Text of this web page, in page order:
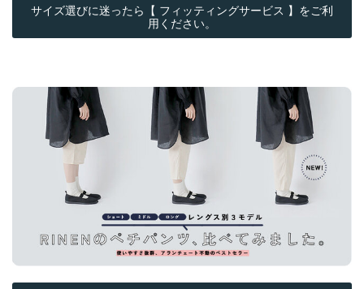
サイズ選びに迷ったら【 フィッティングサービス 】をご利
用ください。